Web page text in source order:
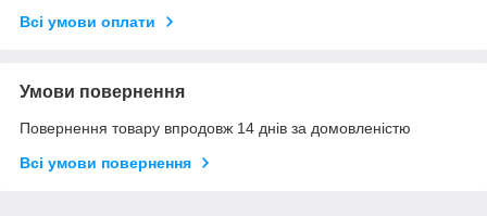
Всі умови оплати
Умови повернення
Повернення товару впродовж 14 днів за домовленістю
Всі умови повернення